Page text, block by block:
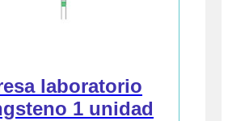
laboratorio
1 unidad